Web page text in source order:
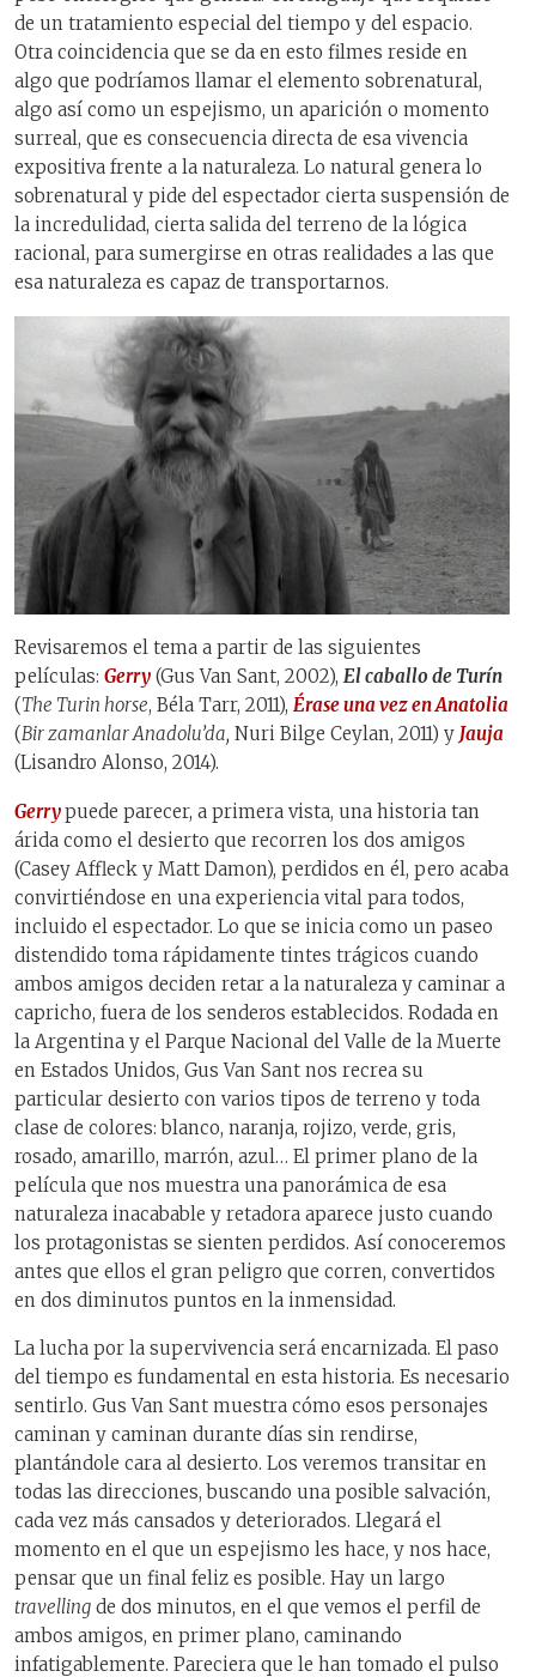
de un tratamiento especial del tiempo y del espacio.
Otra coincidencia que se da en esto filmes reside en
algo que podríamos llamar el elemento sobrenatural,
algo así como un espejismo, un aparición o momento
surreal, que es consecuencia directa de esa vivencia
expositiva frente a la naturaleza. Lo natural genera lo
sobrenatural y pide del espectador cierta suspensión de
la incredulidad, cierta salida del terreno de la lógica
racional, para sumergirse en otras realidades a las que
esa naturaleza es capaz de transportarnos.
Revisaremos el tema a partir de las siguientes
películas: Gerry (Gus Van Sant, 2002), El caballo de Turín
(The Turin horse, Béla Tarr, 2011), Érase una vez en Anatolia
(Bir zamanlar Anadolu’da, Nuri Bilge Ceylan, 2011) y Jauja
(Lisandro Alonso, 2014).
Gerrypuede parecer, a primera vista, una historia tan
árida como el desierto que recorren los dos amigos
(Casey Affleck y Matt Damon), perdidos en él, pero acaba
convirtiéndose en una experiencia vital para todos,
incluido el espectador. Lo que se inicia como un paseo
distendido toma rápidamente tintes trágicos cuando
ambos amigos deciden retar a la naturaleza y caminar a
capricho, fuera de los senderos establecidos. Rodada en
la Argentina y el Parque Nacional del Valle de la Muerte
en Estados Unidos, Gus Van Sant nos recrea su
particular desierto con varios tipos de terreno y toda
clase de colores: blanco, naranja, rojizo, verde, gris,
rosado, amarillo, marrón, azul… El primer plano de la
película que nos muestra una panorámica de esa
naturaleza inacabable y retadora aparece justo cuando
los protagonistas se sienten perdidos. Así conoceremos
antes que ellos el gran peligro que corren, convertidos
en dos diminutos puntos en la inmensidad.
La lucha por la supervivencia será encarnizada. El paso
del tiempo es fundamental en esta historia. Es necesario
sentirlo. Gus Van Sant muestra cómo esos personajes
caminan y caminan durante días sin rendirse,
plantándole cara al desierto. Los veremos transitar en
todas las direcciones, buscando una posible salvación,
cada vez más cansados y deteriorados. Llegará el
momento en el que un espejismo les hace, y nos hace,
pensar que un final feliz es posible. Hay un largo
travelling de dos minutos, en el que vemos el perfil de
ambos amigos, en primer plano, caminando
infatigablemente. Pareciera que le han tomado el pulso